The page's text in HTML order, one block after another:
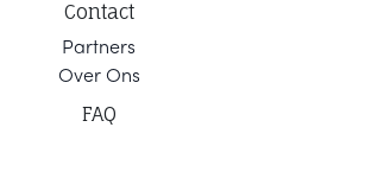
Contact
Partners
Over Ons
FAQ